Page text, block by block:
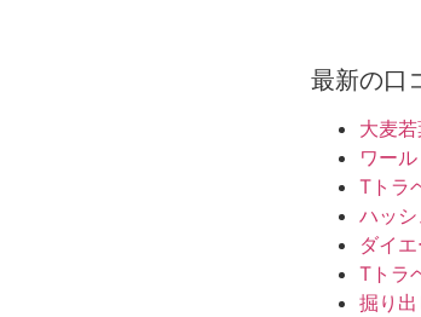
最新の口
大麦
ワー
Tトラ
ハッ
ダイ
Tトラ
掘り